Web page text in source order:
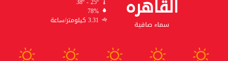
القاهره
سماء صافية
78%
3.31 كيلومتر/ساعة